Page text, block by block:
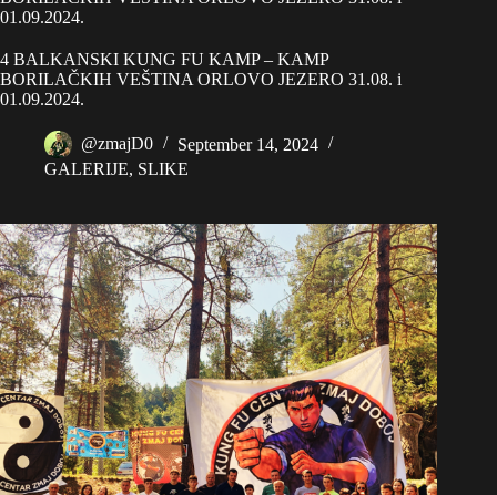
01.09.2024.
4 BALKANSKI KUNG FU KAMP – KAMP
BORILAČKIH VEŠTINA ORLOVO JEZERO 31.08. i
01.09.2024.
@zmajD0
September 14, 2024
GALERIJE, SLIKE